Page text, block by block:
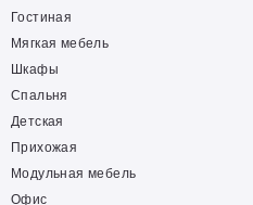
Гостиная
Мягкая мебель
Шкафы
Спальня
Детская
Прихожая
Модульная мебель
Офис